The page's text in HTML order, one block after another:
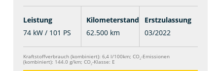
Leistung
74 kW / 101 PS
Kilometerstand
62.500 km
Erstzulassung
03/2022
Kraftstoffverbrauch (kombiniert): 6,4 l/100km; CO2-Emissionen
(kombiniert): 144.0 g/km; CO2-Klasse: E